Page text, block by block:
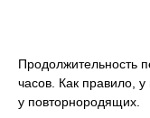
Продолжительность
часов. Как правило,
у повторнородящих.